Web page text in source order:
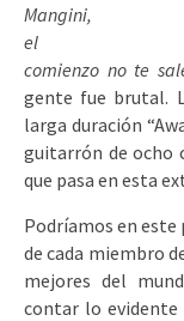
Mangini,
el
comienzo no te
gente fue brutal.
larga duración
guitarrón de ocho
que pasa en esta
Podríamos en
de cada miembro
mejores del
contar lo evidente